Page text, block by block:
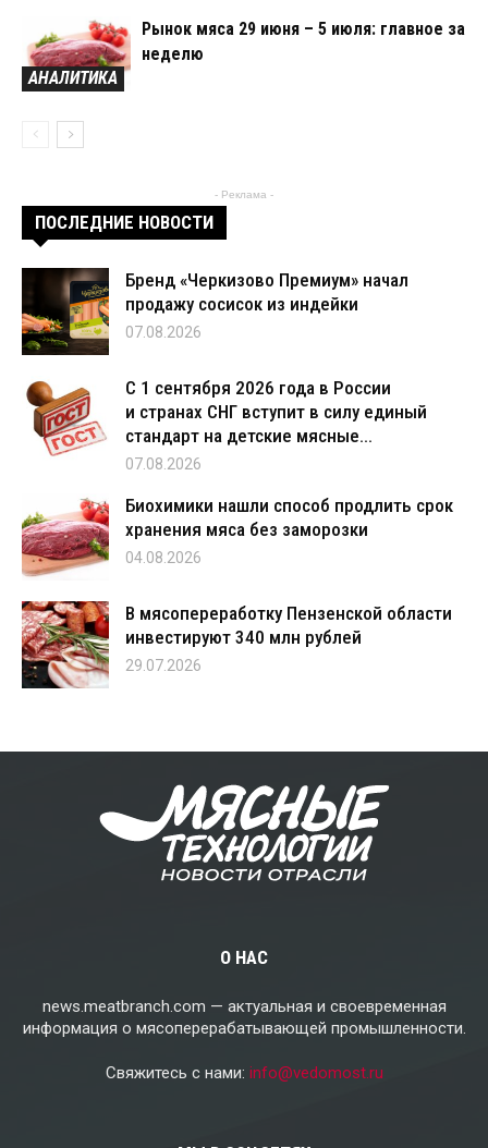
АНАЛИТИКА
Рынок мяса 29 июня – 5 июля: главное за
неделю
- Реклама -
ПОСЛЕДНИЕ НОВОСТИ
Бренд «Черкизово Премиум» начал
продажу сосисок из индейки
07.08.2026
С 1 сентября 2026 года в России
и странах СНГ вступит в силу единый
стандарт на детские мясные...
07.08.2026
Биохимики нашли способ продлить срок
хранения мяса без заморозки
04.08.2026
В мясопереработку Пензенской области
инвестируют 340 млн рублей
29.07.2026
О НАС
news.meatbranch.com — актуальная и своевременная
информация о мясоперерабатывающей промышленности.
Свяжитесь с нами: info@vedomost.ru